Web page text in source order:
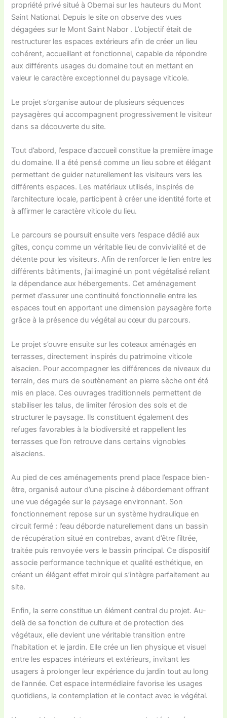
propriété privé situé à Obernai sur les hauteurs du Mont
Saint National. Depuis le site on observe des vues
dégagées sur le Mont Saint Nabor . L’objectif était de
restructurer les espaces extérieurs afin de créer un lieu
cohérent, accueillant et fonctionnel, capable de répondre
aux différents usages du domaine tout en mettant en
valeur le caractère exceptionnel du paysage viticole.
Le projet s’organise autour de plusieurs séquences
paysagères qui accompagnent progressivement le visiteur
dans sa découverte du site.
Tout d’abord, l’espace d’accueil constitue la première image
du domaine. Il a été pensé comme un lieu sobre et élégant
permettant de guider naturellement les visiteurs vers les
différents espaces. Les matériaux utilisés, inspirés de
l’architecture locale, participent à créer une identité forte et
à affirmer le caractère viticole du lieu.
Le parcours se poursuit ensuite vers l’espace dédié aux
gîtes, conçu comme un véritable lieu de convivialité et de
détente pour les visiteurs. Afin de renforcer le lien entre les
différents bâtiments, j’ai imaginé un pont végétalisé reliant
la dépendance aux hébergements. Cet aménagement
permet d’assurer une continuité fonctionnelle entre les
espaces tout en apportant une dimension paysagère forte
grâce à la présence du végétal au cœur du parcours.
Le projet s’ouvre ensuite sur les coteaux aménagés en
terrasses, directement inspirés du patrimoine viticole
alsacien. Pour accompagner les différences de niveaux du
terrain, des murs de soutènement en pierre sèche ont été
mis en place. Ces ouvrages traditionnels permettent de
stabiliser les talus, de limiter l’érosion des sols et de
structurer le paysage. Ils constituent également des
refuges favorables à la biodiversité et rappellent les
terrasses que l’on retrouve dans certains vignobles
alsaciens.
Au pied de ces aménagements prend place l’espace bien-
être, organisé autour d’une piscine à débordement offrant
une vue dégagée sur le paysage environnant. Son
fonctionnement repose sur un système hydraulique en
circuit fermé : l’eau déborde naturellement dans un bassin
de récupération situé en contrebas, avant d’être filtrée,
traitée puis renvoyée vers le bassin principal. Ce dispositif
associe performance technique et qualité esthétique, en
créant un élégant effet miroir qui s’intègre parfaitement au
site.
Enfin, la serre constitue un élément central du projet. Au-
delà de sa fonction de culture et de protection des
végétaux, elle devient une véritable transition entre
l’habitation et le jardin. Elle crée un lien physique et visuel
entre les espaces intérieurs et extérieurs, invitant les
usagers à prolonger leur expérience du jardin tout au long
de l’année. Cet espace intermédiaire favorise les usages
quotidiens, la contemplation et le contact avec le végétal.